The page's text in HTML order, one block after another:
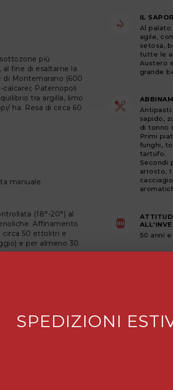
più
al fine di esaltarne la
di Montemarano (600
Paternopoli
tra argilla, limo
ha. Resa di circa 60
manuale.
(18°-20°) al
Affinamento
circa 50 ettolitri e
e per almeno 30
IL
Al palato
agile,
setosa,
tutte le
Austero
grande
sapido,
di tonno
Primi
funghi,
tartufo.
Secondi
arrosto,
50 anni
SPEDIZIONI